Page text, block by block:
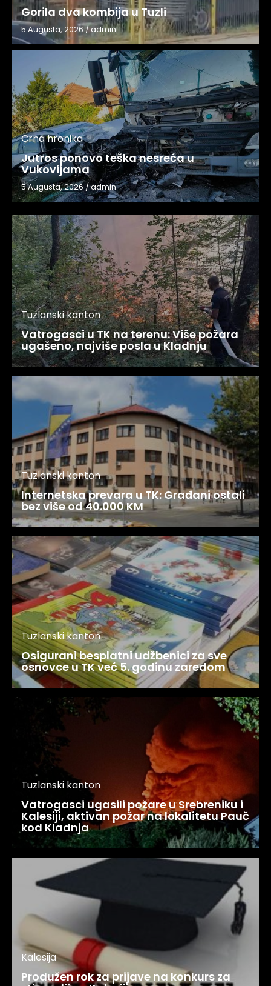
Gorila dva kombija u Tuzli
5 Augusta, 2026/admin
Crna hronika
Jutros ponovo teška nesreća u
Vukovijama
5 Augusta, 2026/admin
Tuzlanski kanton
Vatrogasci u TK na terenu: Više požara
ugašeno, najviše posla u Kladnju
Tuzlanski kanton
Internetska prevara u TK: Građani ostali
bez više od 40.000 KM
Tuzlanski kanton
Osigurani besplatni udžbenici za sve
osnovce u TK već 5. godinu zaredom
Tuzlanski kanton
Vatrogasci ugasili požare u Srebreniku i
Kalesiji, aktivan požar na lokalitetu Pauč
kod Kladnja
Kalesija
Produžen rok za prijave na konkurs za